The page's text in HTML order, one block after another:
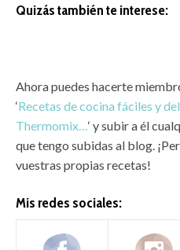
Quizás también te interese:
Ahora puedes hacerte
‘Recetas de cocina fáciles y
Thermomix…‘ y subir a él
que tengo subidas al blog.
vuestras propias recetas!
Mis redes sociales: